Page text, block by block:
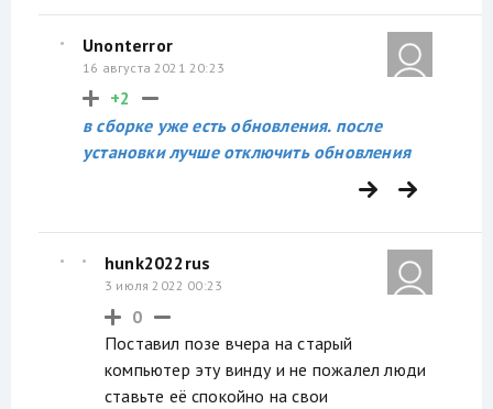
Unonterror
16 августа 2021 20:23
+2
в сборке уже есть обновления. после
установки лучше отключить обновления
hunk2022rus
3 июля 2022 00:23
0
Поставил позе вчера на старый
компьютер эту винду и не пожалел люди
ставьте её спокойно на свои